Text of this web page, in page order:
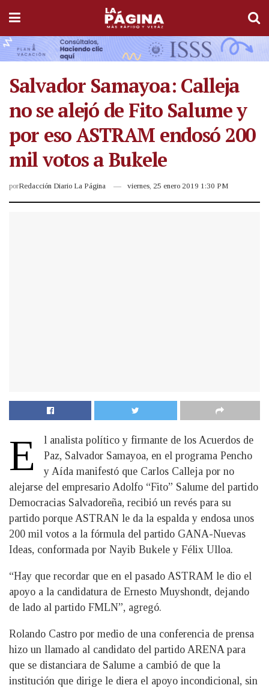
Salvador Samayoa: Calleja
no se alejó de Fito Salume y
por eso ASTRAM endosó 200
mil votos a Bukele
porRedacción Diario La Página viernes, 25 enero 2019 1:30 PM
E
l analista político y firmante de los Acuerdos de
Paz, Salvador Samayoa, en el programa Pencho
y Aída manifestó que Carlos Calleja por no
alejarse del empresario Adolfo “Fito” Salume del partido
Democracias Salvadoreña, recibió un revés para su
partido porque ASTRAN le da la espalda y endosa unos
200 mil votos a la fórmula del partido GANA-Nuevas
Ideas, conformada por Nayib Bukele y Félix Ulloa.
“Hay que recordar que en el pasado ASTRAM le dio el
apoyo a la candidatura de Ernesto Muyshondt, dejando
de lado al partido FMLN”, agregó.
Rolando Castro por medio de una conferencia de prensa
hizo un llamado al candidato del partido ARENA para
que se distanciara de Salume a cambió de que la
institución que dirige le diera el apoyo incondicional, sin